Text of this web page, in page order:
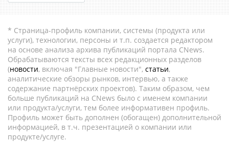
* Страница-профиль компании, системы (продукта или
услуги), технологии, персоны и т.п. создается редактором
на основе анализа архива публикаций портала CNews.
Обрабатываются тексты всех редакционных разделов
(новости, включая "Главные новости", статьи,
аналитические обзоры рынков, интервью, а также
содержание партнёрских проектов). Таким образом, чем
больше публикаций на CNews было с именем компании
или продукта/услуги, тем более информативен профиль.
Профиль может быть дополнен (обогащен) дополнительной
информацией, в т.ч. презентацией о компании или
продукте/услуге.